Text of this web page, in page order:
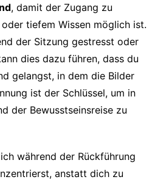
, damit der Zugang zu
tiefem Wissen möglich ist.
der Sitzung gestresst oder
dies dazu führen, dass du
gelangst, in dem die Bilder
ist der Schlüssel, um in
der Bewusstseinsreise zu
während der Rückführung
anstatt dich zu